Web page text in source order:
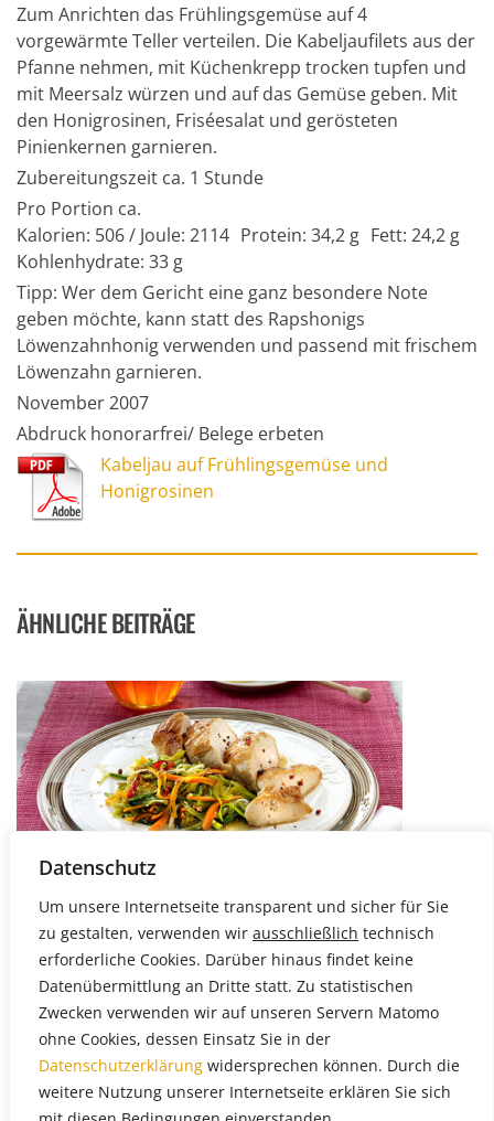
Datenschutz
Um unsere Internetseite transparent und sicher für Sie
zu gestalten, verwenden wir ausschließlich technisch
erforderliche Cookies. Darüber hinaus findet keine
Datenübermittlung an Dritte statt. Zu statistischen
Zwecken verwenden wir auf unseren Servern Matomo
ohne Cookies, dessen Einsatz Sie in der
Datenschutzerklärung widersprechen können. Durch die
weitere Nutzung unserer Internetseite erklären Sie sich
Zum Anrichten das Frühlingsgemüse auf 4
vorgewärmte Teller verteilen. Die Kabeljaufilets aus der
Pfanne nehmen, mit Küchenkrepp trocken tupfen und
mit Meersalz würzen und auf das Gemüse geben. Mit
den Honigrosinen, Friséesalat und gerösteten
Pinienkernen garnieren.
Zubereitungszeit ca. 1 Stunde
Pro Portion ca.
Kalorien: 506 / Joule: 2114 Protein: 34,2 g Fett: 24,2 g
Kohlenhydrate: 33 g
Tipp: Wer dem Gericht eine ganz besondere Note
geben möchte, kann statt des Rapshonigs
Löwenzahnhonig verwenden und passend mit frischem
Löwenzahn garnieren.
November 2007
Abdruck honorarfrei/ Belege erbeten
Kabeljau auf Frühlingsgemüse und
Honigrosinen
ÄHNLICHE BEITRÄGE
ARTIKEL
HONIG-JULIENNE-GEMÜSE ZU HÄHNCHENFILET